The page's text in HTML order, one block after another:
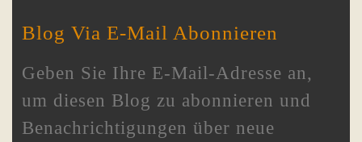
Blog Via E-Mail Abonnieren
Geben Sie Ihre E-Mail-Adresse an,
um diesen Blog zu abonnieren und
Benachrichtigungen über neue